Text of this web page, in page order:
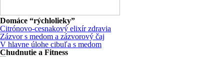
Domáce “rýchlolieky”
Citrónovo-cesnakový elixír zdravia
Zázvor s medom a zázvorový čaj
V hlavne úlohe cibuľa s medom
Chudnutie a Fitness